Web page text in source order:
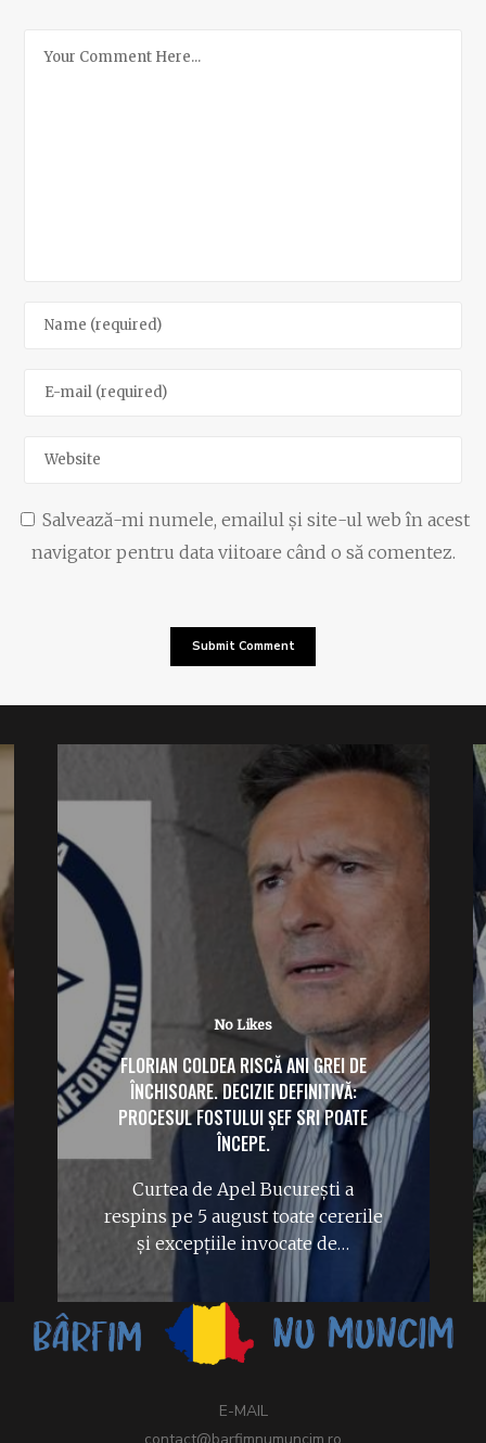
Salvează-mi numele, emailul și site-ul web în acest
navigator pentru data viitoare când o să comentez.
No Likes
FLORIAN COLDEA RISCĂ ANI GREI DE
ÎNCHISOARE. DECIZIE DEFINITIVĂ:
PROCESUL FOSTULUI ȘEF SRI POATE
ÎNCEPE.
Curtea de Apel București a
respins pe 5 august toate cererile
și excepțiile invocate de…
E-MAIL